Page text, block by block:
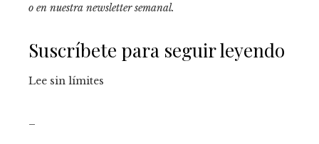
o en nuestra newsletter semanal.
Suscríbete para seguir leyendo
Lee sin límites